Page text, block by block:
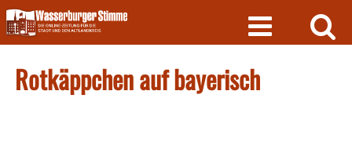
Skip
to
content
Rotkäppchen auf bayerisch